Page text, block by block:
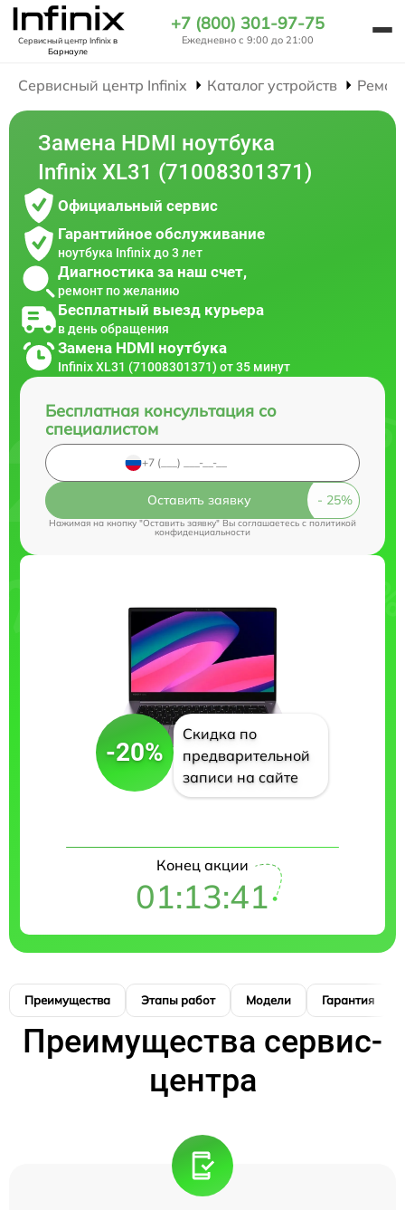
Сервисный центр Infinixв
Барнауле
+7 (800) 301-97-75
Ежедневно с 9:00 до 21:00
Сервисный центр Infinix Каталог устройств
Замена HDMI ноутбука
Infinix XL31 (71008301371)
Официальный сервис
Гарантийное обслуживание
ноутбука Infinix до 3 лет
Диагностика за наш счет,
ремонт по желанию
Бесплатный выезд курьера
в день обращения
Замена HDMI ноутбука
Infinix XL31 (71008301371) от 35 минут
Бесплатная консультация со
специалистом
Оставить заявку
Нажимая на кнопку "Оставить заявку" Вы соглашаетесь cполитикой
конфиденциальности
-20%
Скидка по
предварительной
записи на сайте
Конец акции
01:13:40
Преимущества Этапы работ Модели Гарантия
Преимущества сервис-
центра